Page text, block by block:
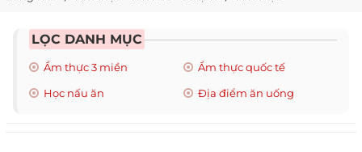
LỌC DANH MỤC
Ẩm thực 3 miền
Ẩm thực quốc tế
Học nấu ăn
Địa điểm ăn uống